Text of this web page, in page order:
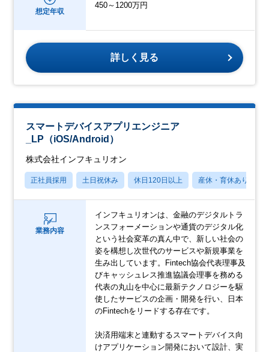
想定年収
450～1200万円
詳しく見る
スマートデバイスアプリエンジニア
_LP（iOS/Android）
株式会社インフキュリオン
正社員採用 土日祝休み 休日120日以上 産休・育休あり
業務内容
インフキュリオンは、金融のデジタルトラ
ンスフォーメーションや通貨のデジタル化
という社会変革の真ん中で、新しい社会の
姿を構想し次世代のサービスや新規事業を
生み出しています。Fintech協会代表理事及
びキャッシュレス推進協議会理事を務める
代表の丸山を中心に最新テクノロジーを駆
使したサービスの企画・開発を行い、日本
のFintechをリードする存在です。
決済⽤端末と連動するスマートデバイス向
けアプリケーション開発において設計、実